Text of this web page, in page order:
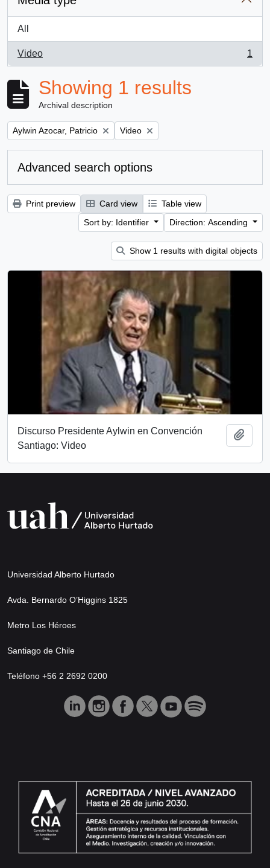
All
Video
, 1 results
1
Showing 1 results
Archival description
Remove filter:
Aylwin Azocar, Patricio Remove filter:
Video
Advanced search options
Print preview Card view
Table view
Sort by: Identifier
Direction: Ascending
Show 1 results with digital objects
Discurso Presidente Aylwin en Convención
Santiago: Video
Universidad Alberto Hurtado
Avda. Bernardo O’Higgins 1825
Metro Los Héroes
Santiago de Chile
Teléfono +56 2 2692 0200